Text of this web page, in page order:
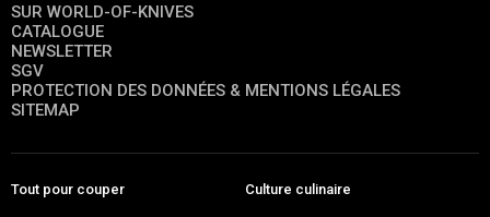
SUR WORLD-OF-KNIVES
CATALOGUE
NEWSLETTER
SGV
PROTECTION DES DONNÉES & MENTIONS LÉGALES
SITEMAP
Tout pour couper Culture culinaire